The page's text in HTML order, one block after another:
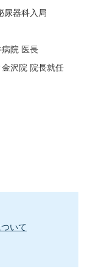
尿器科入局
院 医長
沢院 院長就任
いて